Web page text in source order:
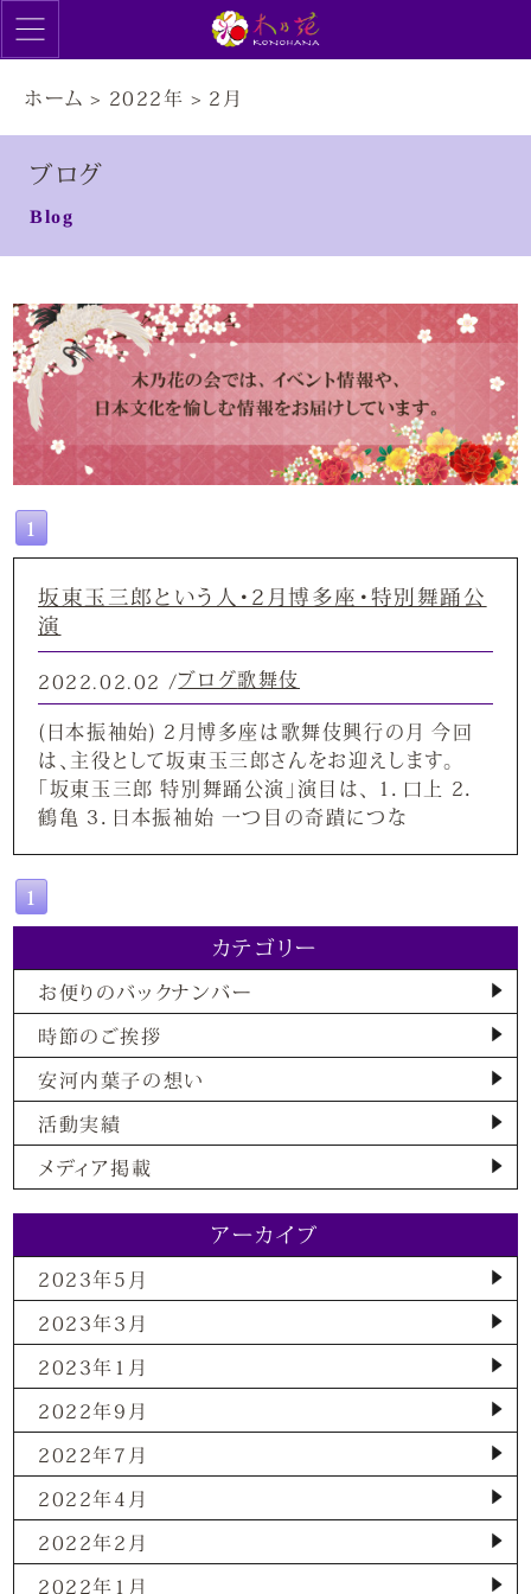
ホーム > 2022年 > 2月
ブログ
Blog
1
坂東玉三郎という人・2月博多座・特別舞踊公
演
2022.02.02 /ブログ歌舞伎
(日本振袖始) 2月博多座は歌舞伎興行の月 今回
は、主役として坂東玉三郎さんをお迎えします。
「坂東玉三郎 特別舞踊公演」演目は、 1．口上 2．
鶴亀 3．日本振袖始 一つ目の奇蹟につな
1
カテゴリー
お便りのバックナンバー
時節のご挨拶
安河内葉子の想い
活動実績
メディア掲載
アーカイブ
2023年5月
2023年3月
2023年1月
2022年9月
2022年7月
2022年4月
2022年2月
2022年1月